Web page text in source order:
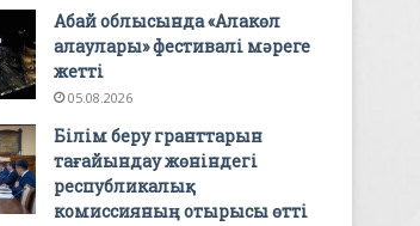
Абай облысында «Алакөл
алаулары» фестивалі мәреге
жетті
05.08.2026
Білім беру гранттарын
тағайындау жөніндегі
республикалық
комиссияның отырысы өтті